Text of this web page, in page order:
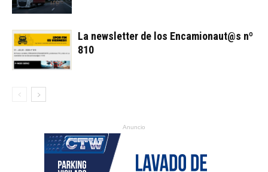
La newsletter de los Encamionaut@s nº
810
Anuncio